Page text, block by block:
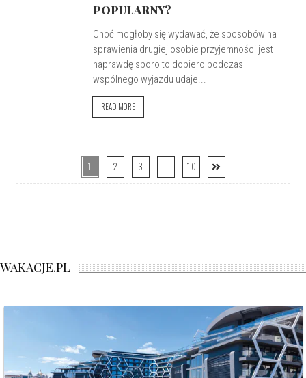
POPULARNY?
Choć mogłoby się wydawać, że sposobów na
sprawienia drugiej osobie przyjemności jest
naprawdę sporo to dopiero podczas
wspólnego wyjazdu udaje...
READ MORE
1 2 3 10
WAKACJE.PL